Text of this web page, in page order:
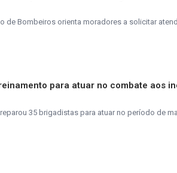
de Bombeiros orienta moradores a solicitar
para atuar no combate aos
35 brigadistas para atuar no período de